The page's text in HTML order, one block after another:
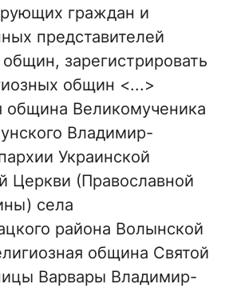
граждан и
представителей
зарегистрировать
общин <...>
община Великомученика
Владимир-
Украинской
Церкви (Православной
села
района Волынской
община Святой
Варвары Владимир-